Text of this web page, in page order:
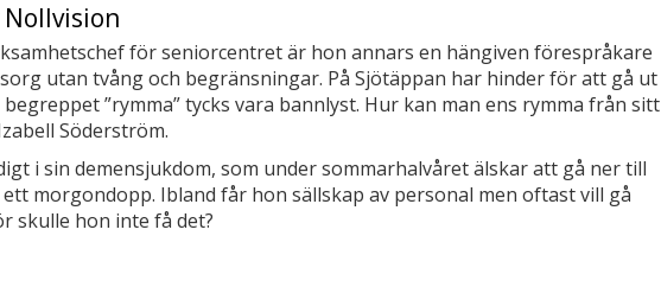
för seniorcentret är hon annars en hängiven förespråkare
utan tvång och begränsningar. På Sjötäppan har hinder för att gå ut
”rymma” tycks vara bannlyst. Hur kan man ens rymma från sitt
Söderström.
i sin demensjukdom, som under sommarhalvåret älskar att gå ner till
morgondopp. Ibland får hon sällskap av personal men oftast vill gå
skulle hon inte få det?